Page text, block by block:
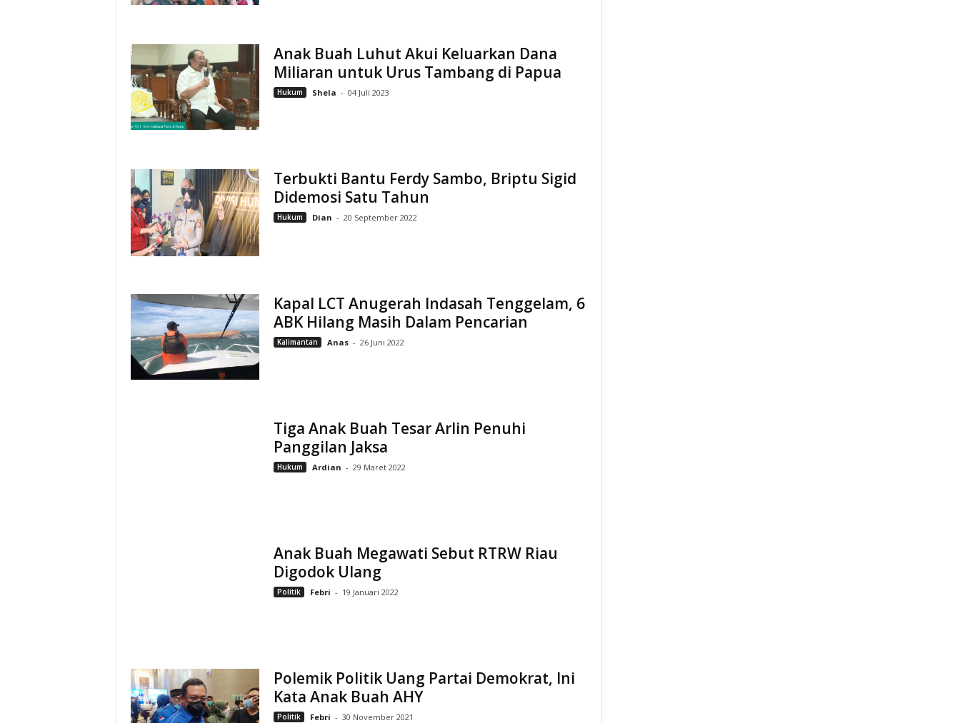
Anak Buah Luhut Akui Keluarkan Dana
Miliaran untuk Urus Tambang di Papua
Hukum Shela - 04 Juli 2023
Terbukti Bantu Ferdy Sambo, Briptu Sigid
Didemosi Satu Tahun
Hukum Dian - 20 September 2022
Kapal LCT Anugerah Indasah Tenggelam, 6
ABK Hilang Masih Dalam Pencarian
Kalimantan Anas - 26 Juni 2022
Tiga Anak Buah Tesar Arlin Penuhi
Panggilan Jaksa
Hukum Ardian - 29 Maret 2022
Anak Buah Megawati Sebut RTRW Riau
Digodok Ulang
Politik Febri - 19 Januari 2022
Polemik Politik Uang Partai Demokrat, Ini
Kata Anak Buah AHY
Politik Febri - 30 November 2021